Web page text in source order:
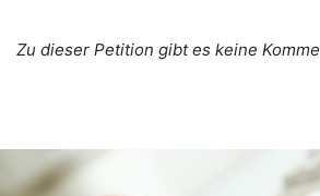
Zu dieser Petition gibt es keine